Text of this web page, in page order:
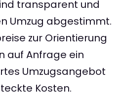
transparent und
Umzug abgestimmt.
zur Orientierung
auf Anfrage ein
Umzugsangebot
Kosten.